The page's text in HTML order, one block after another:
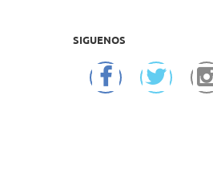
SIGUENOS